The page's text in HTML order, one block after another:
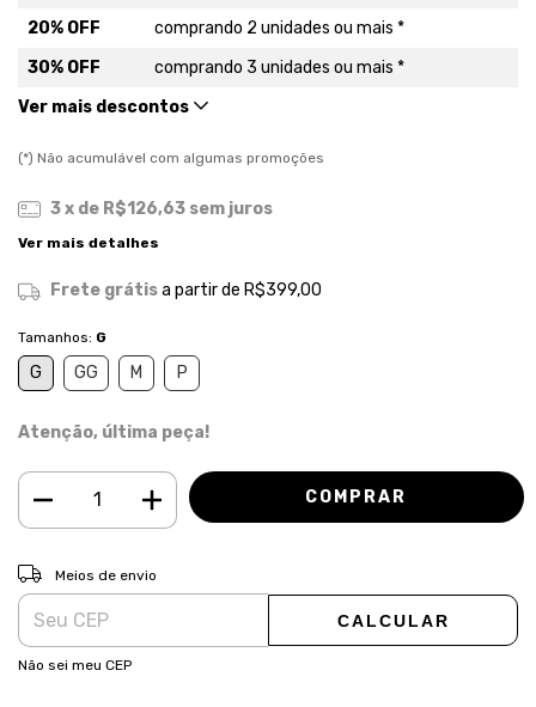
20% OFF
comprando 2 unidades ou mais *
30% OFF
comprando 3 unidades ou mais *
Ver mais descontos
(*) Não acumulável com algumas promoções
3x de R$126,63 sem juros
Ver mais detalhes
Frete grátisa partir de R$399,00
Tamanhos: G
G GG M P
Atenção, última peça!
Entregas para o CEP:
Meios de envio
CALCULAR
Não sei meu CEP